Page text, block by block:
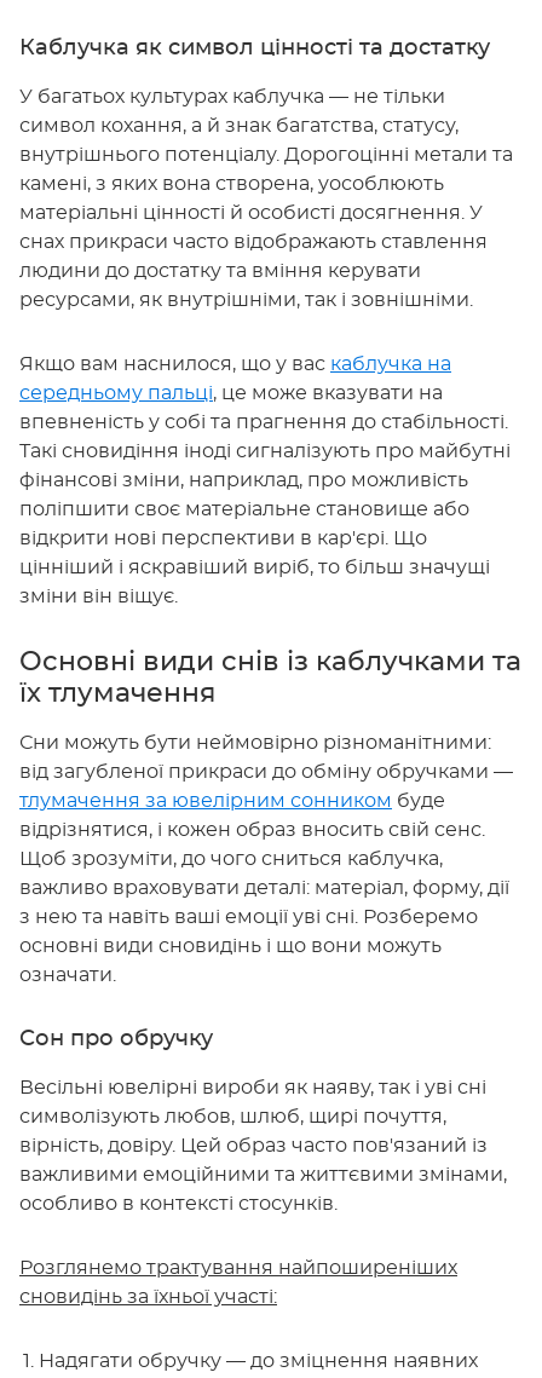
Каблучка як символ цінності та достатку
У багатьох культурах каблучка — не тільки
символ кохання, а й знак багатства, статусу,
внутрішнього потенціалу. Дорогоцінні метали та
камені, з яких вона створена, уособлюють
матеріальні цінності й особисті досягнення. У
снах прикраси часто відображають ставлення
людини до достатку та вміння керувати
ресурсами, як внутрішніми, так і зовнішніми.
Якщо вам наснилося, що у вас каблучка на
середньому пальці, це може вказувати на
впевненість у собі та прагнення до стабільності.
Такі сновидіння іноді сигналізують про майбутні
фінансові зміни, наприклад, про можливість
поліпшити своє матеріальне становище або
відкрити нові перспективи в кар'єрі. Що
цінніший і яскравіший виріб, то більш значущі
зміни він віщує.
Основні види снів із каблучками та
їх тлумачення
Сни можуть бути неймовірно різноманітними:
від загубленої прикраси до обміну обручками —
тлумачення за ювелірним сонником буде
відрізнятися, і кожен образ вносить свій сенс.
Щоб зрозуміти, до чого сниться каблучка,
важливо враховувати деталі: матеріал, форму, дії
з нею та навіть ваші емоції уві сні. Розберемо
основні види сновидінь і що вони можуть
означати.
Сон про обручку
Весільні ювелірні вироби як наяву, так і уві сні
символізують любов, шлюб, щирі почуття,
вірність, довіру. Цей образ часто пов'язаний із
важливими емоційними та життєвими змінами,
особливо в контексті стосунків.
Розглянемо трактування найпоширеніших
сновидінь за їхньої участі:
Надягати обручку — до зміцнення наявних